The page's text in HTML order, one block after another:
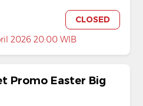
CLOSED
2026 20:00 WIB
Promo Easter Big